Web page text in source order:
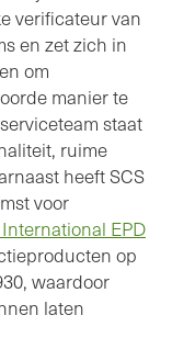
verificateur van
en zet zich in
om
manier te
staat
ruime
heeft SCS
voor
EPD
op
waardoor
laten